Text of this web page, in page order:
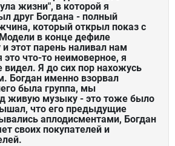
жизни", в которой я
друг Богдана - полный
который открыл показ с
в конце дефиле
этот парень наливал нам
что-то неимоверное, я
видел. Я до сих пор нахожусь
Богдан именно взорвал
была группа, мы
живую музыку - это тоже было
что его предыдущие
аплодисментами, Богдан
своих покупателей и